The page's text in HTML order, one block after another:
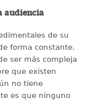
audiencia
de su
forma constante.
ser más compleja
que existen
no tiene
es que ninguno